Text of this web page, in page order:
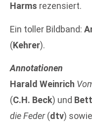
Harms rezensiert.
Ein toller Bildband:
(Kehrer).
Annotationen
Harald Weinrich
(C.H. Beck) und
die Feder(dtv) sowie